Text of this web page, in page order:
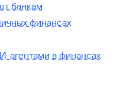
банкам
финансах
агентами в финансах